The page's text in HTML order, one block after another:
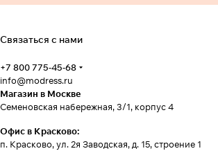
Связаться с нами
+7 800 775-45-68
info@modress.ru
Магазин в Москве
Семеновская набережная, 3/1, корпус 4
Офис в Красково:
п. Красково, ул. 2я Заводская, д. 15, строение 1